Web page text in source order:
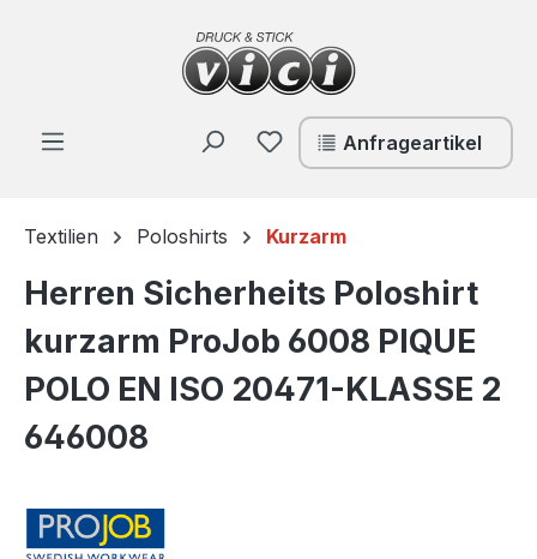
Zum Hauptinhalt springen
Du hast 0 Produkte auf
Anfrageartikel
Textilien Poloshirts Kurzarm
Herren Sicherheits Poloshirt
kurzarm ProJob 6008 PIQUE
POLO EN ISO 20471-KLASSE 2
646008